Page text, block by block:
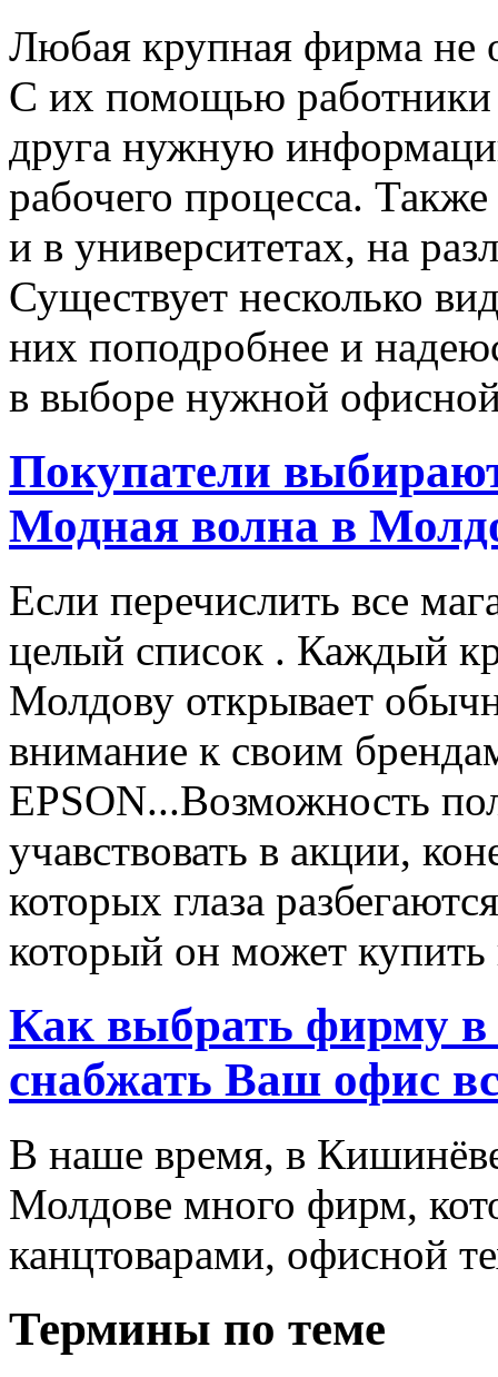
Любая крупная фирма не
С их помощью работники
друга нужную
рабочего процесса.
и в университетах, на
Существует несколько
них поподробнее и
в выборе нужной
Покупатели
Модная волна в
Если перечислить все
целый список . Каждый
Молдову открывает
внимание к своим
EPSON...Возможность
учавствовать в акции,
которых глаза
который он может купить
Как выбрать фирму в
снабжать Ваш офис
В наше время, в
Молдове много фирм,
канцтоварами, офисной
Термины по теме